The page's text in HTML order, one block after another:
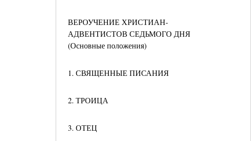
ВЕРОУЧЕНИЕ ХРИСТИАН-
АДВЕНТИСТОВ СЕДЬМОГО ДНЯ
(Основные положения)
1. СВЯЩЕННЫЕ ПИСАНИЯ
2. ТРОИЦА
3. ОТЕЦ